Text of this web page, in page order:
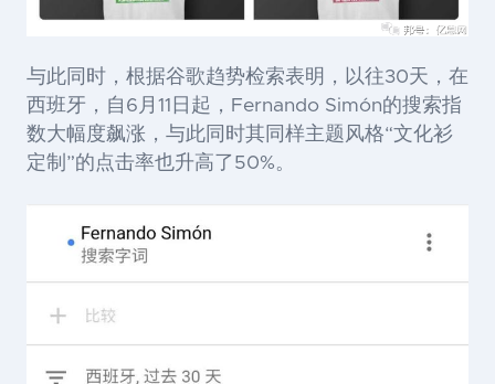
与此同时，根据谷歌趋势检索表明，以往30天，在
西班牙，自6月11日起，Fernando Simón的搜索指
数大幅度飙涨，与此同时其同样主题风格“文化衫
定制”的点击率也升高了50%。